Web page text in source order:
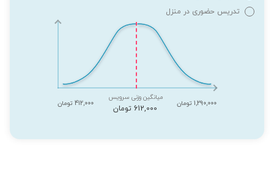
تدریس حضوری در منزل
1,290,000 تومان
میانگین وزنی سرویس
612,000 تومان
412,000 تومان